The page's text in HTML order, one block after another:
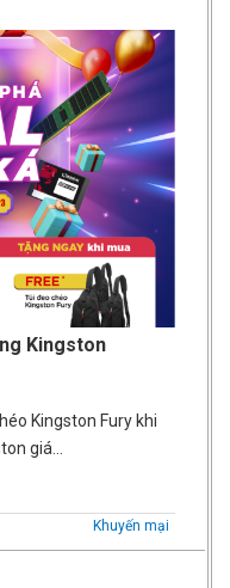
Kingston
Kingston Fury khi
giá…
Khuyến mại